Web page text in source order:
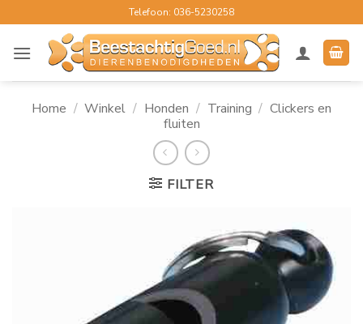
naar
inhoud
Telefoon: 036-5230258
Home / Winkel / Honden / Training / Clickers en
fluiten
FILTER